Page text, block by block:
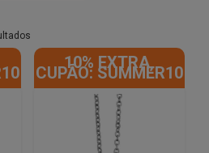
by
latest
10% EXTRA,
CUPÃO: SUMMER10